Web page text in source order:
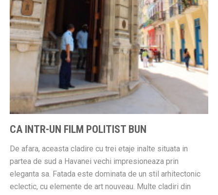
CA INTR-UN FILM POLITIST BUN
De afara, aceasta cladire cu trei etaje inalte situata in
partea de sud a Havanei vechi impresioneaza prin
eleganta sa. Fatada este dominata de un stil arhitectonic
eclectic, cu elemente de art nouveau. Multe cladiri din